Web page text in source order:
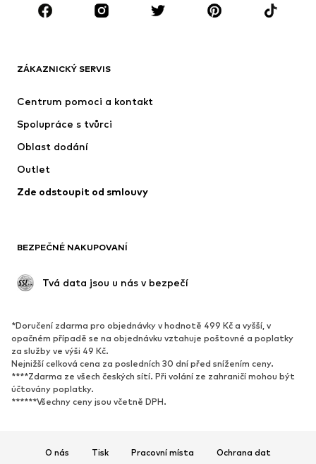
Doplňky
Premium
Nové
Bundy
Spodní prádlo
Kabáty
Plavky
Upcyklace
Nové
Oblíbené
Tenisky
Lodičky & boty na podpatku
Kozačky
Sandály
Exkluzivně
ZÁKAZNICKÝ SERVIS
Centrum pomoci a kontakt
Spolupráce s tvůrci
Oblast dodání
Outlet
Zde odstoupit od smlouvy
BEZPEČNÉ NAKUPOVANÍ
Tvá data jsou u nás v bezpečí
*Doručení zdarma pro objednávky v hodnotě 499 Kč a vyšší, v
opačném případě se na objednávku vztahuje poštovné a poplatky
za služby ve výši 49 Kč.
Nejnižší celková cena za posledních 30 dní před snížením ceny.
****Zdarma ze všech českých sítí. Při volání ze zahraničí mohou být
účtovány poplatky.
******Všechny ceny jsou včetně DPH.
O nás Tisk Pracovní místa Ochrana dat